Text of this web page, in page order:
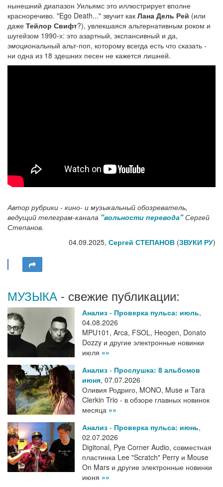
нынешний диапазон Уильямс это иллюстрирует вполне
красноречиво. "Ego Death..." звучит как Лана Дель Рей (или
даже Тейлор Свифт?), увлекшаяся альтернативным роком и
шугейзом 1990-х: это азартный, экспансивный и да,
эмоциональный альт-поп, которому всегда есть что сказать -
ни одна из 18 здешних песен не кажется лишней.
Автор рубрики - кино- и музыкальный обозреватель,
ведущий телеграм-канала "вольности перевода"Сергей
Степанов.
04.09.2025, Сергей СТЕПАНОВ (ЗВУКИ РУ)
МУЗЫКА - свежие публикации:
Анализ - Проверка пульса: июль,
04.08.2026
MPU101, Arca, FSOL, Heogen, Donato
Dozzy и другие электронные новинки
июля »»
Анализ - Прослушка: 8 альбомов
июня, 07.07.2026
Оливия Родриго, MONO, Muse и Tara
Clerkin Trio - в обзоре главных новинок
месяца »»
Анализ - Проверка пульса: июнь,
02.07.2026
Digitonal, Pye Corner Audio, совместная
пластинка Lee "Scratch" Perry и Mouse
On Mars и другие электронные новинки
июня »»